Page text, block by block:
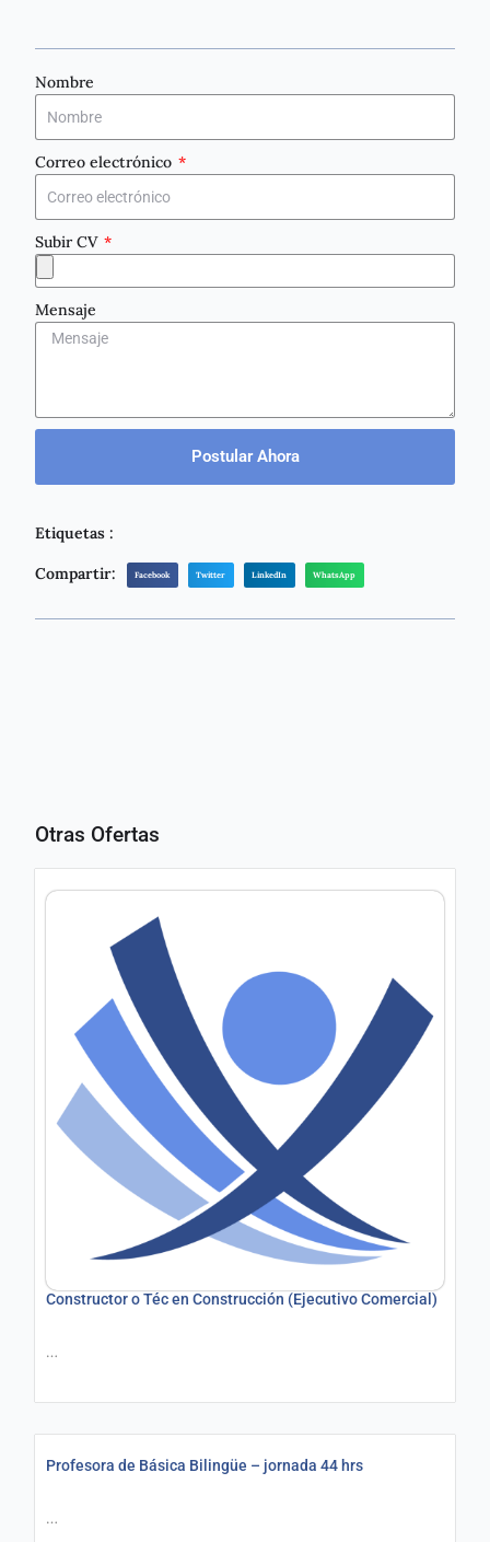
Nombre
Correo electrónico
Subir CV
Mensaje
Postular Ahora
Etiquetas :
Compartir: Facebook Twitter LinkedIn WhatsApp
Otras Ofertas
Constructor o Téc en Construcción (Ejecutivo Comercial)
…
Profesora de Básica Bilingüe – jornada 44 hrs
…